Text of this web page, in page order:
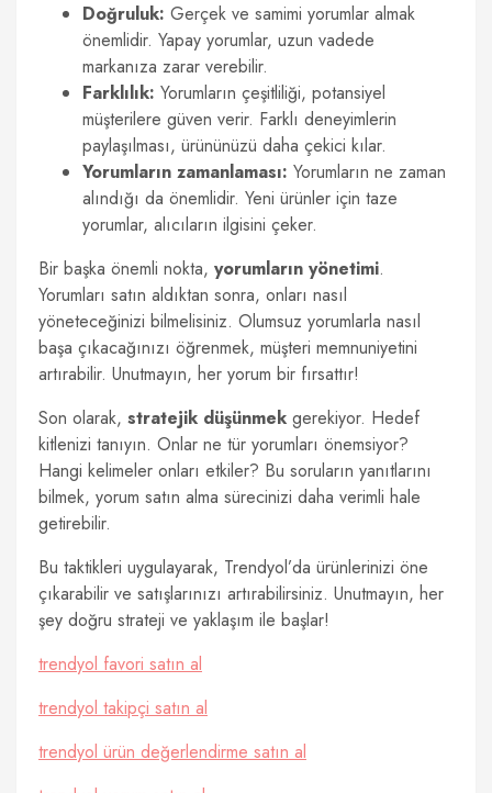
Doğruluk: Gerçek ve samimi yorumlar almak
önemlidir. Yapay yorumlar, uzun vadede
markanıza zarar verebilir.
Farklılık: Yorumların çeşitliliği, potansiyel
müşterilere güven verir. Farklı deneyimlerin
paylaşılması, ürününüzü daha çekici kılar.
Yorumların zamanlaması: Yorumların ne zaman
alındığı da önemlidir. Yeni ürünler için taze
yorumlar, alıcıların ilgisini çeker.
Bir başka önemli nokta, yorumların yönetimi.
Yorumları satın aldıktan sonra, onları nasıl
yöneteceğinizi bilmelisiniz. Olumsuz yorumlarla nasıl
başa çıkacağınızı öğrenmek, müşteri memnuniyetini
artırabilir. Unutmayın, her yorum bir fırsattır!
Son olarak, stratejik düşünmek gerekiyor. Hedef
kitlenizi tanıyın. Onlar ne tür yorumları önemsiyor?
Hangi kelimeler onları etkiler? Bu soruların yanıtlarını
bilmek, yorum satın alma sürecinizi daha verimli hale
getirebilir.
Bu taktikleri uygulayarak, Trendyol’da ürünlerinizi öne
çıkarabilir ve satışlarınızı artırabilirsiniz. Unutmayın, her
şey doğru strateji ve yaklaşım ile başlar!
trendyol favori satın al
trendyol takipçi satın al
trendyol ürün değerlendirme satın al